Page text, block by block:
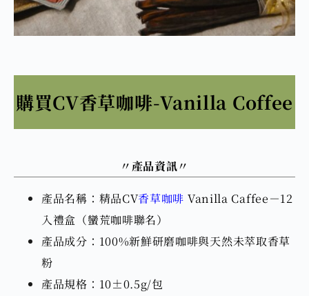
購買CV香草咖啡-Vanilla Coffee
〃 產品資訊〃
產品名稱：精品CV香草咖啡 Vanilla Caffee－12
入禮盒（蠻荒咖啡聯名）
產品成分：100%新鮮研磨咖啡與天然未萃取香草
粉
產品規格：10±0.5g/包